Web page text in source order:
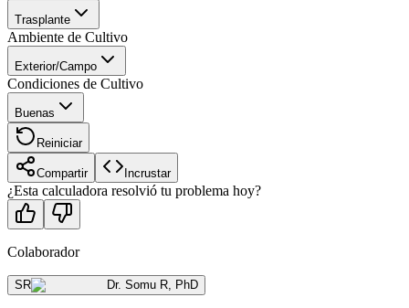
Trasplante
Ambiente de Cultivo
Exterior/Campo
Condiciones de Cultivo
Buenas
Reiniciar
Compartir Incrustar
¿Esta calculadora resolvió tu problema hoy?
Colaborador
SR Dr. Somu R, PhD